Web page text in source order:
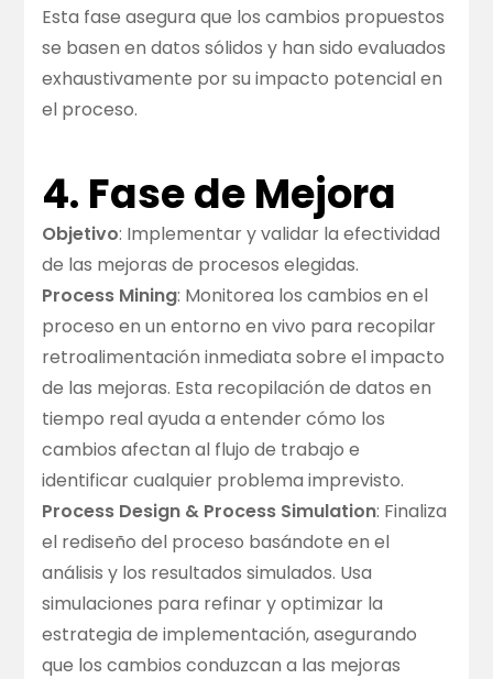
Esta fase asegura que los cambios propuestos
se basen en datos sólidos y han sido evaluados
exhaustivamente por su impacto potencial en
el proceso.
4. Fase de Mejora
Objetivo: Implementar y validar la efectividad
de las mejoras de procesos elegidas.
Process Mining: Monitorea los cambios en el
proceso en un entorno en vivo para recopilar
retroalimentación inmediata sobre el impacto
de las mejoras. Esta recopilación de datos en
tiempo real ayuda a entender cómo los
cambios afectan al flujo de trabajo e
identificar cualquier problema imprevisto.
Process Design & Process Simulation: Finaliza
el rediseño del proceso basándote en el
análisis y los resultados simulados. Usa
simulaciones para refinar y optimizar la
estrategia de implementación, asegurando
que los cambios conduzcan a las mejoras